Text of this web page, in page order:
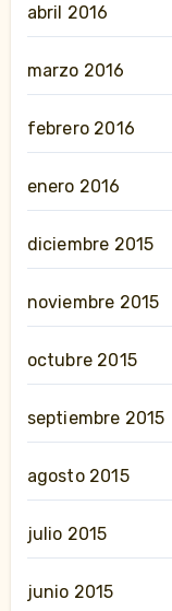
abril 2016
marzo 2016
febrero 2016
enero 2016
diciembre 2015
noviembre 2015
octubre 2015
septiembre 2015
agosto 2015
julio 2015
junio 2015